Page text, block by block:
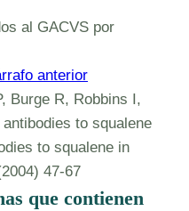
al GACVS por
anterior
Burge R, Robbins I,
to squalene
to squalene in
47-67
que contienen